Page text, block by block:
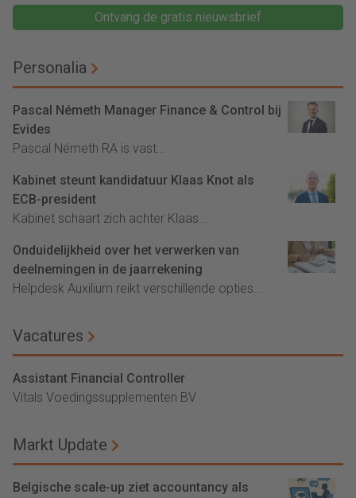
Ontvang de gratis nieuwsbrief
Personalia
Pascal Németh Manager Finance & Control bij
Evides
Pascal Németh RA is vast...
Kabinet steunt kandidatuur Klaas Knot als
ECB-president
Kabinet schaart zich achter Klaas...
Onduidelijkheid over het verwerken van
deelnemingen in de jaarrekening
Helpdesk Auxilium reikt verschillende opties...
Vacatures
Assistant Financial Controller
Vitals Voedingssupplementen BV
Markt Update
Belgische scale-up ziet accountancy als